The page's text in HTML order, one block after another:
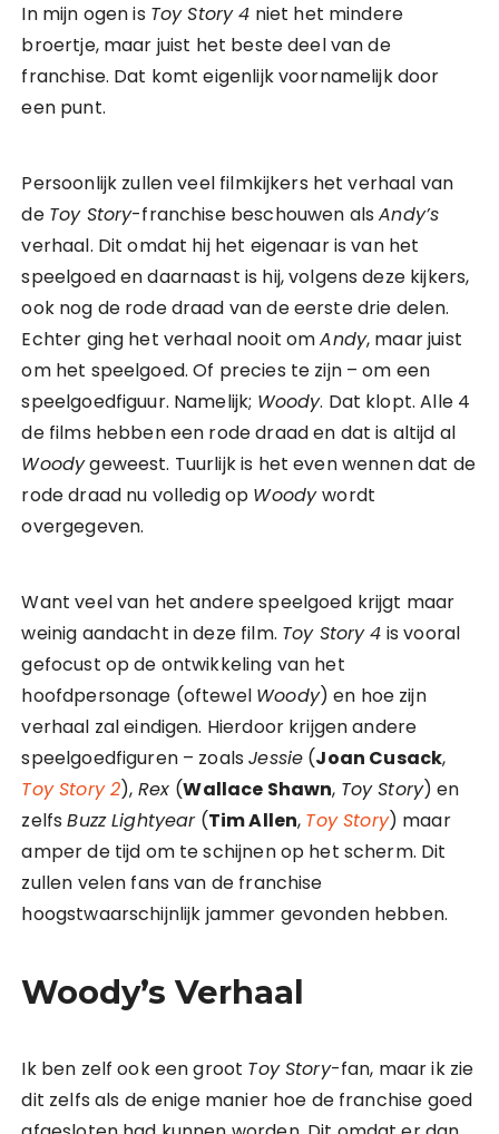
In mijn ogen is Toy Story 4 niet het mindere
broertje, maar juist het beste deel van de
franchise. Dat komt eigenlijk voornamelijk door
een punt.
Persoonlijk zullen veel filmkijkers het verhaal van
de Toy Story-franchise beschouwen alsAndy’s
verhaal. Dit omdat hij het eigenaar is van het
speelgoed en daarnaast is hij, volgens deze kijkers,
ook nog de rode draad van de eerste drie delen.
Echter ging het verhaal nooit omAndy, maar juist
om het speelgoed. Of precies te zijn – om een
speelgoedfiguur. Namelijk; Woody. Dat klopt. Alle 4
de films hebben een rode draad en dat is altijd al
Woodygeweest. Tuurlijk is het even wennen dat de
rode draad nu volledig op Woodywordt
overgegeven.
Want veel van het andere speelgoed krijgt maar
weinig aandacht in deze film. Toy Story 4 is vooral
gefocust op de ontwikkeling van het
hoofdpersonage (oftewel Woody) en hoe zijn
verhaal zal eindigen. Hierdoor krijgen andere
speelgoedfiguren – zoalsJessie (Joan Cusack,
Toy Story 2), Rex (Wallace Shawn, Toy Story) en
zelfsBuzz Lightyear(Tim Allen, Toy Story) maar
amper de tijd om te schijnen op het scherm. Dit
zullen velen fans van de franchise
hoogstwaarschijnlijk jammer gevonden hebben.
Woody’s Verhaal
Ik ben zelf ook een groot Toy Story-fan, maar ik zie
dit zelfs als de enige manier hoe de franchise goed